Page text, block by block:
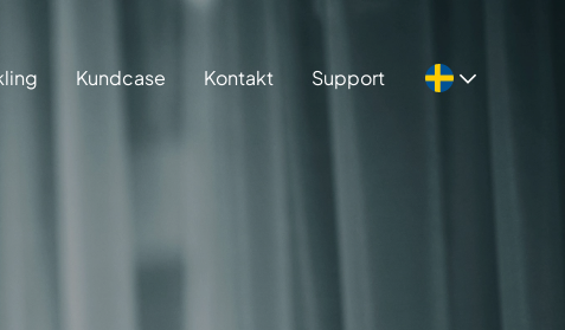
Kundcase Kontakt Support